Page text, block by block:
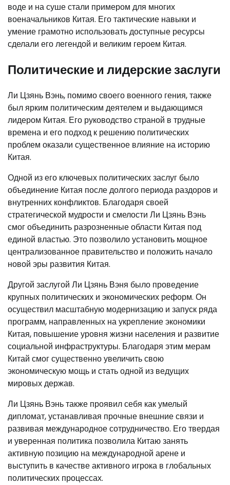
воде и на суше стали примером для многих
военачальников Китая. Его тактические навыки и
умение грамотно использовать доступные ресурсы
сделали его легендой и великим героем Китая.
Политические и лидерские заслуги
Ли Цзянь Вэнь, помимо своего военного гения, также
был ярким политическим деятелем и выдающимся
лидером Китая. Его руководство страной в трудные
времена и его подход к решению политических
проблем оказали существенное влияние на историю
Китая.
Одной из его ключевых политических заслуг было
объединение Китая после долгого периода раздоров и
внутренних конфликтов. Благодаря своей
стратегической мудрости и смелости Ли Цзянь Вэнь
смог объединить разрозненные области Китая под
единой властью. Это позволило установить мощное
централизованное правительство и положить начало
новой эры развития Китая.
Другой заслугой Ли Цзянь Вэня было проведение
крупных политических и экономических реформ. Он
осуществил масштабную модернизацию и запуск ряда
программ, направленных на укрепление экономики
Китая, повышение уровня жизни населения и развитие
социальной инфраструктуры. Благодаря этим мерам
Китай смог существенно увеличить свою
экономическую мощь и стать одной из ведущих
мировых держав.
Ли Цзянь Вэнь также проявил себя как умелый
дипломат, устанавливая прочные внешние связи и
развивая международное сотрудничество. Его твердая
и уверенная политика позволила Китаю занять
активную позицию на международной арене и
выступить в качестве активного игрока в глобальных
политических процессах.